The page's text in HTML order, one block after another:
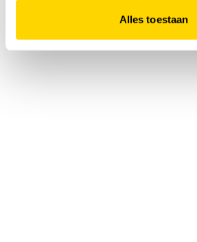
Alles toestaan